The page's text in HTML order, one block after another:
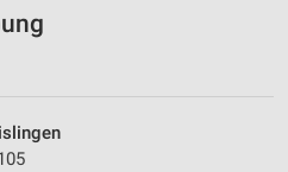
Inhalten
Statistiken oder
verschiedenen